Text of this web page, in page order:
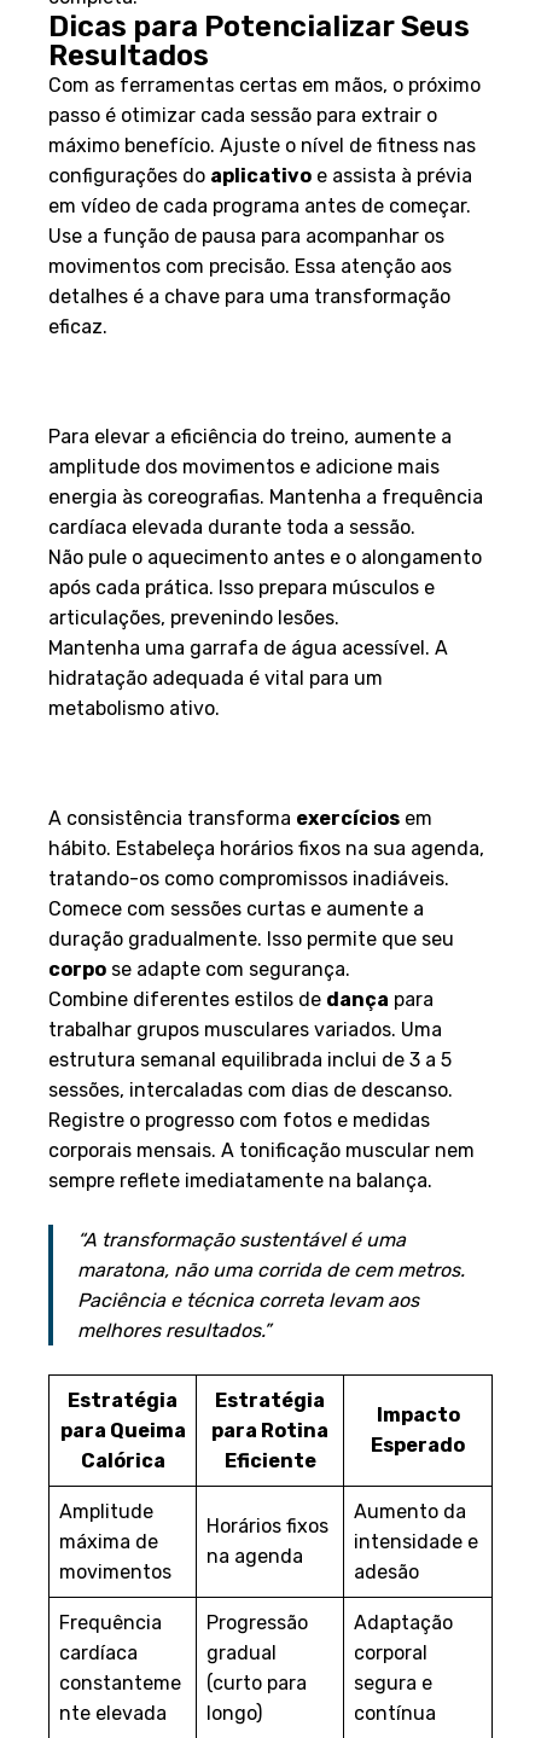
Dicas para Potencializar Seus
Resultados
Com as ferramentas certas em mãos, o próximo
passo é otimizar cada sessão para extrair o
máximo benefício. Ajuste o nível de fitness nas
configurações do aplicativo e assista à prévia
em vídeo de cada programa antes de começar.
Use a função de pausa para acompanhar os
movimentos com precisão. Essa atenção aos
detalhes é a chave para uma transformação
eficaz.
Para elevar a eficiência do treino, aumente a
amplitude dos movimentos e adicione mais
energia às coreografias. Mantenha a frequência
cardíaca elevada durante toda a sessão.
Não pule o aquecimento antes e o alongamento
após cada prática. Isso prepara músculos e
articulações, prevenindo lesões.
Mantenha uma garrafa de água acessível. A
hidratação adequada é vital para um
metabolismo ativo.
A consistência transforma exercícios em
hábito. Estabeleça horários fixos na sua agenda,
tratando-os como compromissos inadiáveis.
Comece com sessões curtas e aumente a
duração gradualmente. Isso permite que seu
corpo se adapte com segurança.
Combine diferentes estilos de dança para
trabalhar grupos musculares variados. Uma
estrutura semanal equilibrada inclui de 3 a 5
sessões, intercaladas com dias de descanso.
Registre o progresso com fotos e medidas
corporais mensais. A tonificação muscular nem
sempre reflete imediatamente na balança.
“A transformação sustentável é uma
maratona, não uma corrida de cem metros.
Paciência e técnica correta levam aos
melhores resultados.”
Estratégia
para Queima
Calórica
Estratégia
para Rotina
Eficiente
Impacto
Esperado
Amplitude
máxima de
movimentos
Horários fixos
na agenda
Aumento da
intensidade e
adesão
Frequência
cardíaca
constanteme
nte elevada
Progressão
gradual
(curto para
longo)
Adaptação
corporal
segura e
contínua